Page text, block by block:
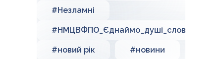
#Незламні
#новий рік #новини